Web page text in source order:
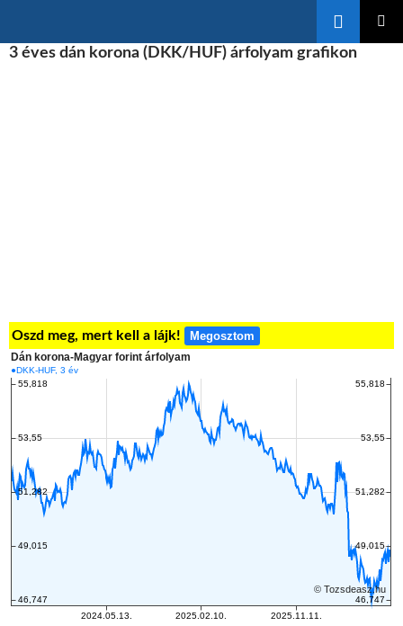
A
3 éves dán korona (DKK/HUF) árfolyam grafikon
Oszd meg, mert kell a lájk! Megosztom